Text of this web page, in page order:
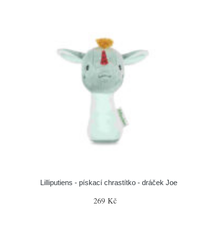
Lilliputiens - pískací chrastítko - dráček Joe
269 Kč